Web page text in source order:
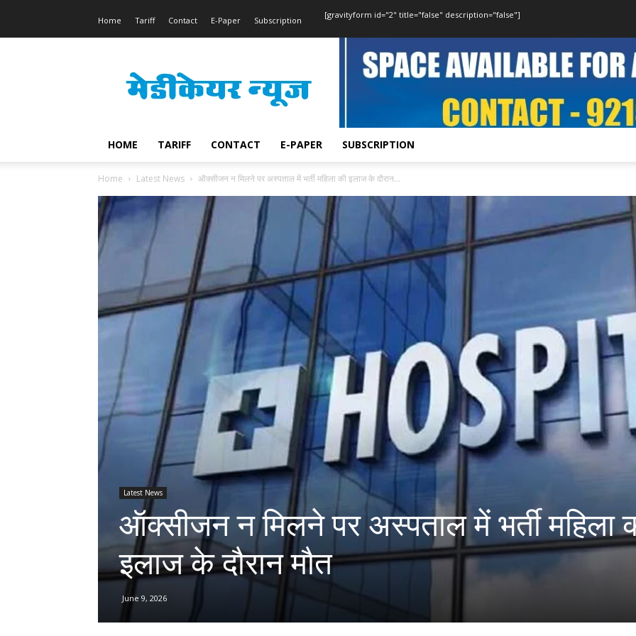
Home Tariff Contact E-Paper Subscription
[gravityform id="2" title="false" description="false"]
News
HOME TARIFF CONTACT E-PAPER SUBSCRIPTION
Home Latest News ऑक्सीजन न मिलने पर अस्पताल में भर्ती महिला की इलाज के दौरान...
Latest News
ऑक्सीजन न मिलने पर अस्पताल में भर्ती महिला
इलाज के दौरान मौत
June 9, 2026